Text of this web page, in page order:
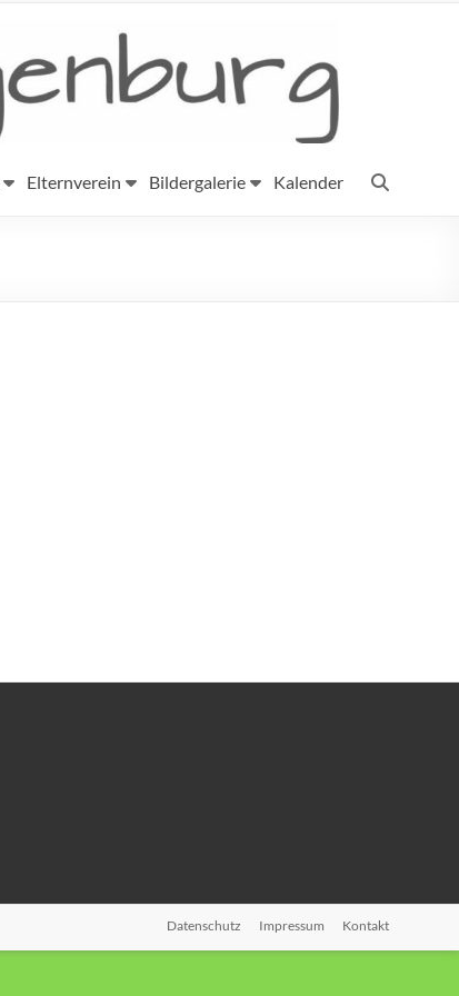
Elternverein Bildergalerie Kalender
Datenschutz Impressum Kontakt